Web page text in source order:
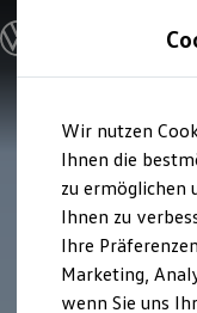
Hauptinhalt
springen
Footer
springen
Modelle und
Modelle
ENERGY
SUV und
Kombis
Sportwagen
Wir nutzen
Ihnen die
zu ermöglichen
Ihnen zu
Ihre
Marketing,
wenn Sie uns